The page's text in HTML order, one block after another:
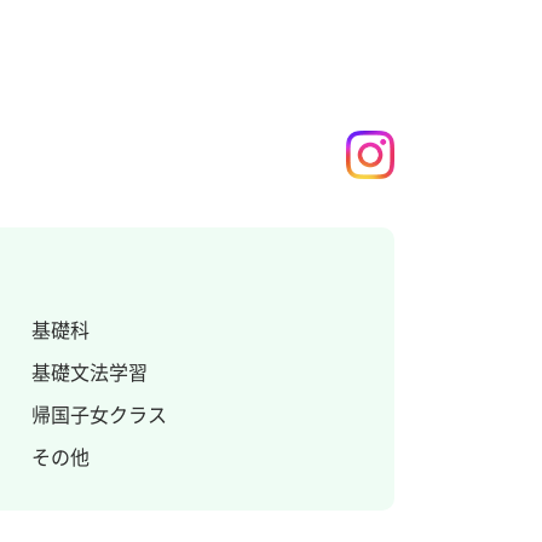
基礎科
基礎文法学習
帰国子女クラス
その他